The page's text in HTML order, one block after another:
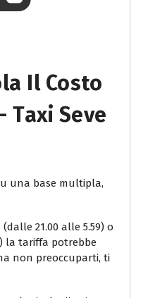
Il Costo
Taxi Seve
una base multipla,
21.00 alle 5.59) o
la tariffa potrebbe
non preoccuparti, ti